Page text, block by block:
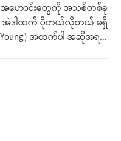
ပါဘူး။ ဂျိမ်းစ်ဝက်ဘ်ယန်း(Jame Webb Young) အထက်ပါ အဆိုအရ...